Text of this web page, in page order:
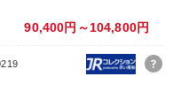
べ放題♪
旅はいかがですか？
になる場合もございます
90,400円～104,800円